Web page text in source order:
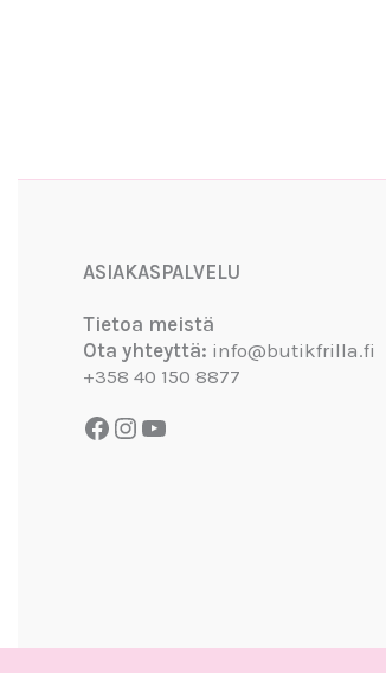
ASIAKASPALVELU
Tietoa meistä
Ota yhteyttä: info@butikfrilla.fi
+358 40 150 8877